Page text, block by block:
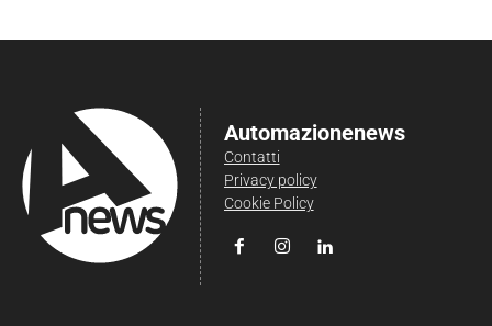
Automazionenews
Contatti
Privacy policy
Cookie Policy